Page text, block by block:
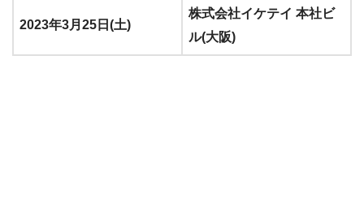
2023年3月25日(土)
株式会社イケテイ 本社ビ
ル(大阪)